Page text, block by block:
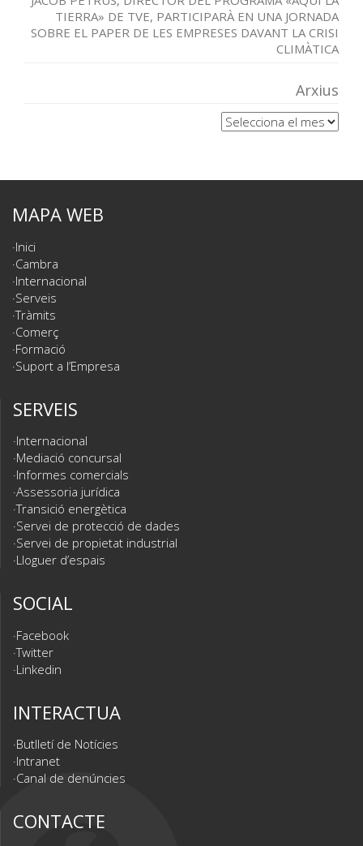
TIERRA» DE TVE, PARTICIPARÀ EN UNA JORNADA
SOBRE EL PAPER DE LES EMPRESES DAVANT LA CRISI
CLIMÀTICA
Arxius
Arxius
MAPA WEB
Inici
Cambra
Internacional
Serveis
Tràmits
Comerç
Formació
Suport a l’Empresa
SERVEIS
Internacional
Mediació concursal
Informes comercials
Assessoria jurídica
Transició energètica
Servei de protecció de dades
Servei de propietat industrial
Lloguer d’espais
SOCIAL
Facebook
Twitter
Linkedin
INTERACTUA
Butlletí de Notícies
Intranet
Canal de denúncies
CONTACTE